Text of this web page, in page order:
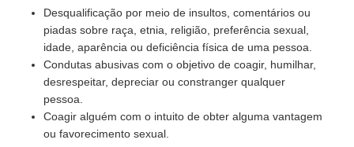
Desqualificação por meio de insultos, comentários ou
piadas sobre raça, etnia, religião, preferência sexual,
idade, aparência ou deficiência física de uma pessoa.
Condutas abusivas com o objetivo de coagir, humilhar,
desrespeitar, depreciar ou constranger qualquer
pessoa.
Coagir alguém com o intuito de obter alguma vantagem
ou favorecimento sexual.